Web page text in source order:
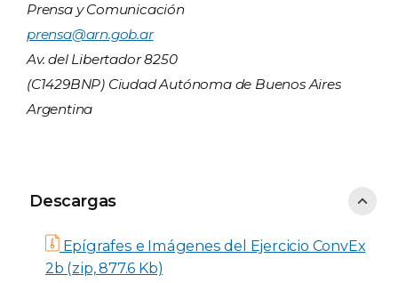
Prensa y Comunicación
prensa@arn.gob.ar
Av. del Libertador 8250
(C1429BNP) Ciudad Autónoma de Buenos Aires
Argentina
Descargas
Descargas
Epígrafes e Imágenes del Ejercicio ConvEx
2b (zip, 877.6 Kb)